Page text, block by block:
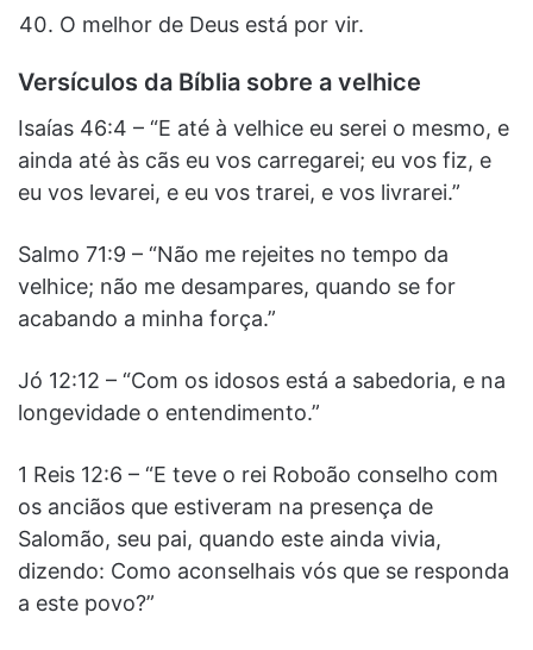
O melhor de Deus está por vir.
Versículos da Bíblia sobre a velhice
Isaías 46:4 – “E até à velhice eu serei o mesmo, e
ainda até às cãs eu vos carregarei; eu vos fiz, e
eu vos levarei, e eu vos trarei, e vos livrarei.”
Salmo 71:9 – “Não me rejeites no tempo da
velhice; não me desampares, quando se for
acabando a minha força.”
Jó 12:12 – “Com os idosos está a sabedoria, e na
longevidade o entendimento.”
1 Reis 12:6 – “E teve o rei Roboão conselho com
os anciãos que estiveram na presença de
Salomão, seu pai, quando este ainda vivia,
dizendo: Como aconselhais vós que se responda
a este povo?”